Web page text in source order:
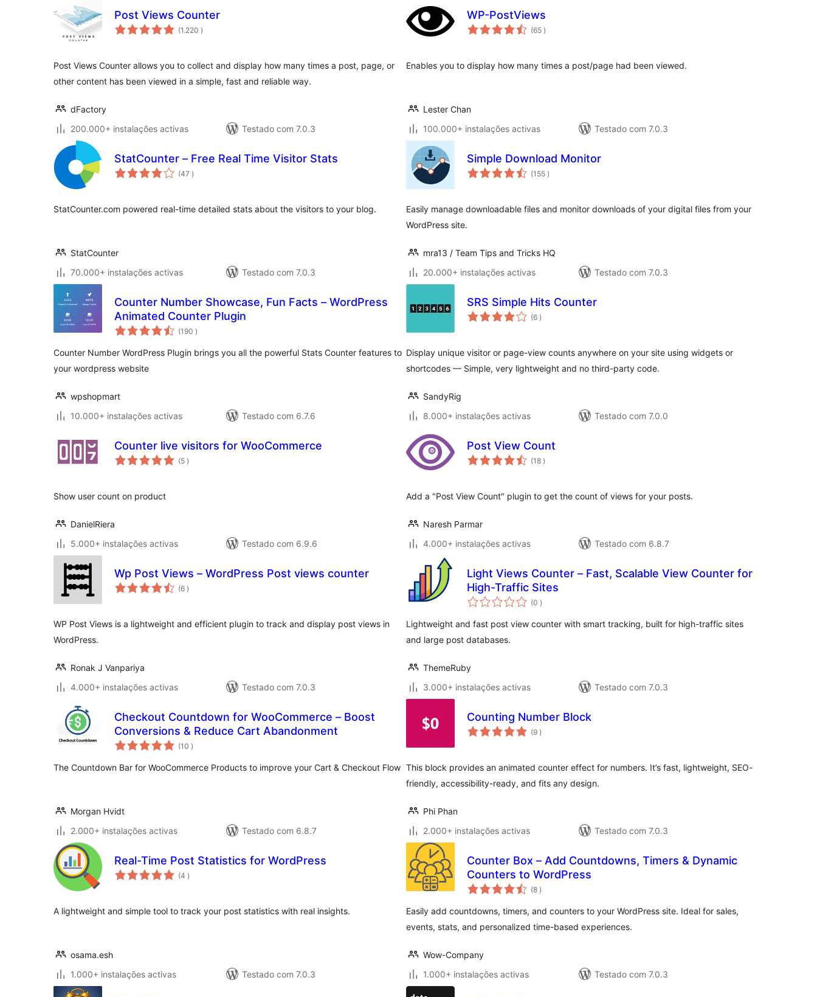
Post Views Counter
(1.220 classificações
)
Post Views Counter allows you to collect and display how many times a post, page, or
other content has been viewed in a simple, fast and reliable way.
dFactory
200.000+ instalações activas
Testado com 7.0.3
WP-PostViews
(65 classificações
)
Enables you to display how many times a post/page had been viewed.
Lester Chan
100.000+ instalações activas
Testado com 7.0.3
StatCounter – Free Real Time Visitor Stats
(47 classificações
)
StatCounter.com powered real-time detailed stats about the visitors to your blog.
StatCounter
70.000+ instalações activas
Testado com 7.0.3
Simple Download Monitor
(155 classificações
)
Easily manage downloadable files and monitor downloads of your digital files from your
WordPress site.
mra13 / Team Tips and Tricks HQ
20.000+ instalações activas
Testado com 7.0.3
Counter Number Showcase, Fun Facts – WordPress
Animated Counter Plugin
(190 classificações
)
Counter Number WordPress Plugin brings you all the powerful Stats Counter features to
your wordpress website
wpshopmart
10.000+ instalações activas
Testado com 6.7.6
SRS Simple Hits Counter
(6 classificações
)
Display unique visitor or page-view counts anywhere on your site using widgets or
shortcodes — Simple, very lightweight and no third-party code.
SandyRig
8.000+ instalações activas
Testado com 7.0.0
Counter live visitors for WooCommerce
(5 classificações
)
Show user count on product
DanielRiera
5.000+ instalações activas
Testado com 6.9.6
Post View Count
(18 classificações
)
Add a "Post View Count" plugin to get the count of views for your posts.
Naresh Parmar
4.000+ instalações activas
Testado com 6.8.7
Wp Post Views – WordPress Post views counter
(6 classificações
)
WP Post Views is a lightweight and efficient plugin to track and display post views in
WordPress.
Ronak J Vanpariya
4.000+ instalações activas
Testado com 7.0.3
Light Views Counter – Fast, Scalable View Counter for
High-Traffic Sites
(0 classificações
)
Lightweight and fast post view counter with smart tracking, built for high-traffic sites
and large post databases.
ThemeRuby
3.000+ instalações activas
Testado com 7.0.3
Checkout Countdown for WooCommerce – Boost
Conversions & Reduce Cart Abandonment
(10 classificações
)
The Countdown Bar for WooCommerce Products to improve your Cart & Checkout Flow
Morgan Hvidt
2.000+ instalações activas
Testado com 6.8.7
Counting Number Block
(9 classificações
)
This block provides an animated counter effect for numbers. It’s fast, lightweight, SEO-
friendly, accessibility-ready, and fits any design.
Phi Phan
2.000+ instalações activas
Testado com 7.0.3
Real-Time Post Statistics for WordPress
(4 classificações
)
A lightweight and simple tool to track your post statistics with real insights.
osama.esh
1.000+ instalações activas
Testado com 7.0.3
Counter Box – Add Countdowns, Timers & Dynamic
Counters to WordPress
(8 classificações
)
Easily add countdowns, timers, and counters to your WordPress site. Ideal for sales,
events, stats, and personalized time-based experiences.
Wow-Company
1.000+ instalações activas
Testado com 7.0.3